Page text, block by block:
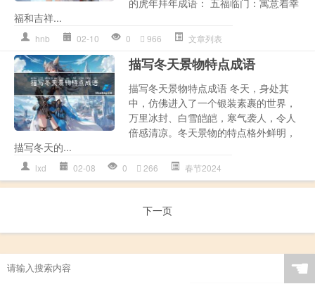
的虎年拜年成语： 五福临门：寓意着幸
福和吉祥...
hnb 02-10 0 966 文章列表
描写冬天景物特点成语
描写冬天景物特点成语 冬天，身处其
中，仿佛进入了一个银装素裹的世界，
万里冰封、白雪皑皑，寒气袭人，令人
倍感清凉。冬天景物的特点格外鲜明，
描写冬天的...
lxd 02-08 0 266 春节2024
下一页
☚